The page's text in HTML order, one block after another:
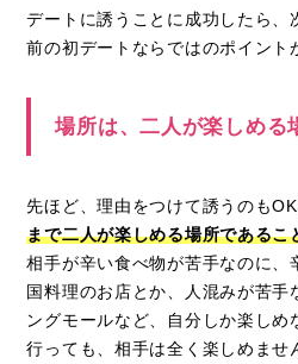
デートに誘うことに成功したら、
前の初デートならではのポイント
場所は、二人が楽しめる
先ほど、理由をつけて誘うのも
まで二人が楽しめる場所であるこ
相手が辛い食べ物が苦手なのに、
国料理のお店とか、人混みが苦手
ングモールなど、自分しか楽しめ
行っても、相手は全く楽しめませ